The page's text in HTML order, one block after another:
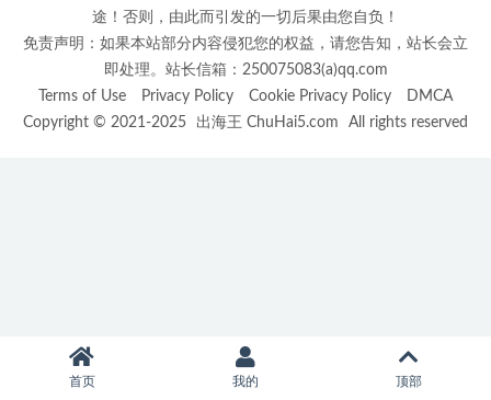
途！否则，由此而引发的一切后果由您自负！
免责声明：如果本站部分内容侵犯您的权益，请您告知，站长会立
即处理。站长信箱：250075083(a)qq.com
Terms of Use
Privacy Policy Cookie Privacy Policy
DMCA
Copyright © 2021-2025
出海王 ChuHai5.com All rights reserved
首页 我的 顶部